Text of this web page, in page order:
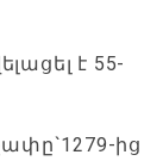
է 55-
ից